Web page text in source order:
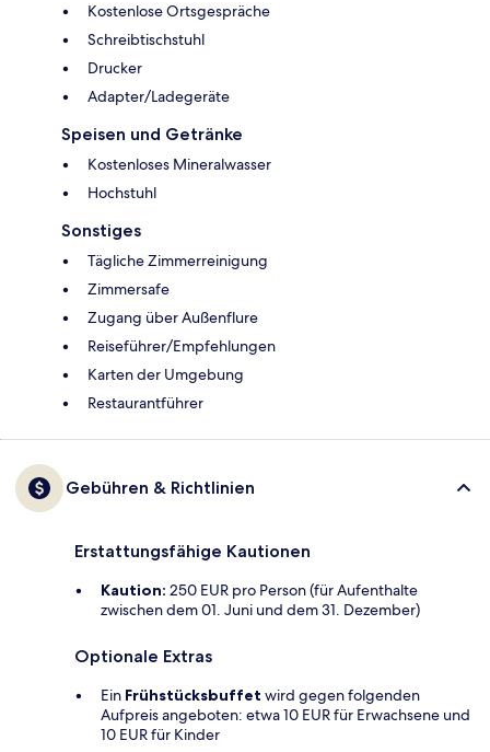
Kostenlose Ortsgespräche
Schreibtischstuhl
Drucker
Adapter/Ladegeräte
Speisen und Getränke
Kostenloses Mineralwasser
Hochstuhl
Sonstiges
Tägliche Zimmerreinigung
Zimmersafe
Zugang über Außenflure
Reiseführer/Empfehlungen
Karten der Umgebung
Restaurantführer
Gebühren & Richtlinien
Erstattungsfähige Kautionen
Kaution: 250 EUR pro Person (für Aufenthalte
zwischen dem 01. Juni und dem 31. Dezember)
Optionale Extras
Ein Frühstücksbuffet wird gegen folgenden
Aufpreis angeboten: etwa 10 EUR für Erwachsene und
10 EUR für Kinder